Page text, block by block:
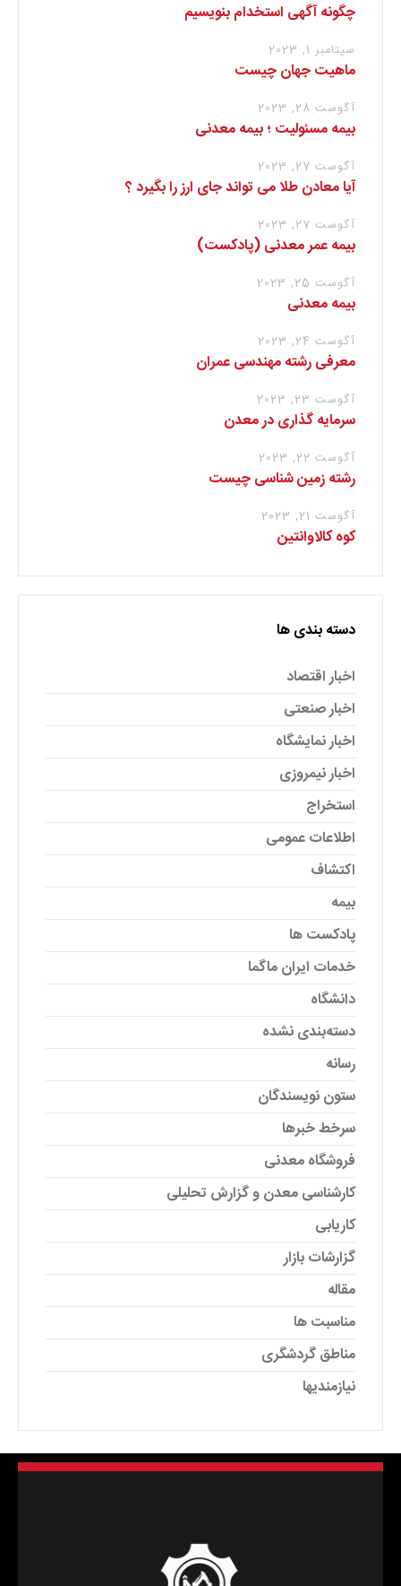
چگونه آگهی استخدام بنویسیم
سپتامبر 1, 2023
ماهیت جهان چیست
آگوست 28, 2023
بیمه مسئولیت ؛ بیمه معدنی
آگوست 27, 2023
آیا معادن طلا می تواند جای ارز را بگیرد ؟
آگوست 27, 2023
بیمه عمر معدنی (پادکست)
آگوست 25, 2023
بیمه معدنی
آگوست 24, 2023
معرفی رشته مهندسی عمران
آگوست 23, 2023
سرمایه گذاری در معدن
آگوست 22, 2023
رشته زمین شناسی چیست
آگوست 21, 2023
کوه کالاوانتین
دسته بندی ها
اخبار اقتصاد
اخبار صنعتی
اخبار نمایشگاه
اخبار نیمروزی
استخراج
اطلاعات عمومی
اکتشاف
بیمه
پادکست ها
خدمات ایران ماگما
دانشگاه
دسته‌بندی نشده
رسانه
ستون نویسندگان
سرخط خبرها
فروشگاه معدنی
کارشناسی معدن و گزارش تحلیلی
کاریابی
گزارشات بازار
مقاله
مناسبت ها
مناطق گردشگری
نیازمندیها